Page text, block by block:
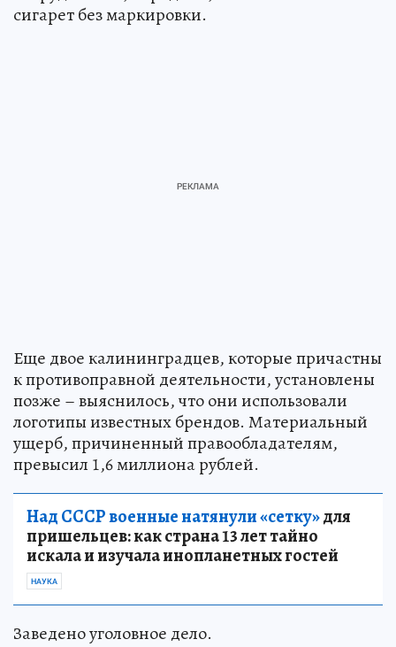
сигарет без маркировки.
Еще двое калининградцев, которые причастны
к противоправной деятельности, установлены
позже – выяснилось, что они использовали
логотипы известных брендов. Материальный
ущерб, причиненный правообладателям,
превысил 1,6 миллиона рублей.
Над СССР военные натянули «сетку»для
пришельцев: как страна 13 лет тайно
искала и изучала инопланетных гостей
НАУКА
Заведено уголовное дело.